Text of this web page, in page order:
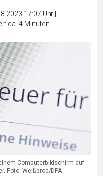
17:07 Uhr|
ca. 4 Minuten
Computerbildschirm auf
Foto: Weißbrod/DPA